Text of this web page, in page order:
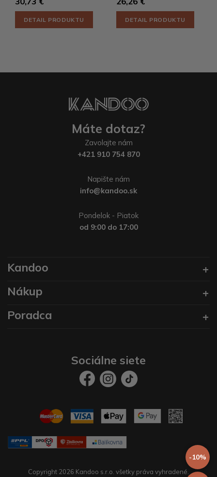
DETAIL PRODUKTU DETAIL PRODUKTU
-10%
Máte dotaz?
Zavolajte nám
+421 910 754 870
Napište nám
info@kandoo.sk
Pondelok - Piatok
od 9:00 do 17:00
Kandoo
Nákup
Poradca
Sociálne siete
Copyright 2026 Kandoo s.r.o. všetky práva vyhradené.